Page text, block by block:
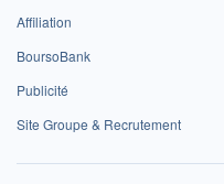
Affiliation
BoursoBank
Publicité
Site Groupe & Recrutement